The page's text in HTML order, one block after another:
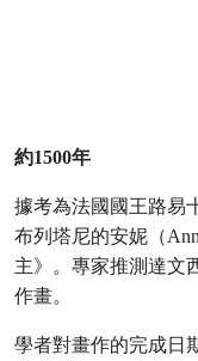
約1500年
據考為法國國王路易
布列塔尼的安妮（
主》。專家推測達文
作畫。
學者對畫作的完成日